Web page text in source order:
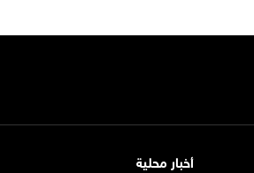
أخبار محلية